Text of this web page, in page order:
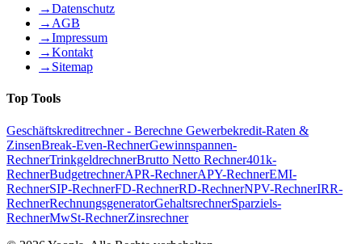
→Datenschutz
→ AGB
→Impressum
→Kontakt
→ Sitemap
Top Tools
Geschäftskreditrechner - Berechne Gewerbekredit-Raten &
ZinsenBreak-Even-RechnerGewinnspannen-
RechnerTrinkgeldrechnerBrutto Netto Rechner401k-
RechnerBudgetrechnerAPR-RechnerAPY-RechnerEMI-
RechnerSIP-RechnerFD-RechnerRD-RechnerNPV-RechnerIRR-
RechnerRechnungsgeneratorGehaltsrechnerSparziels-
RechnerMwSt-RechnerZinsrechner